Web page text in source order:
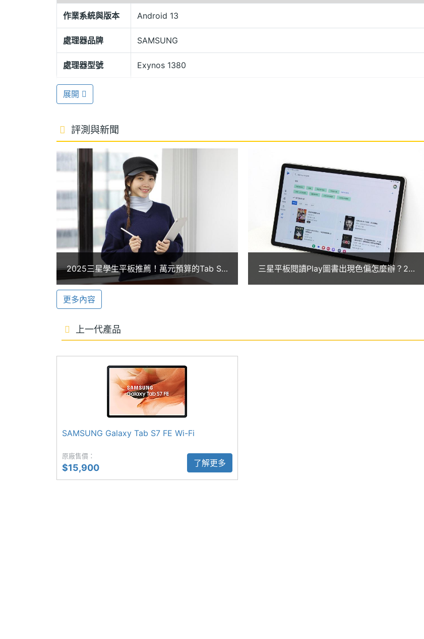
指紋辨識，以及支援臉部辨識，解鎖平板更方便快捷。
SAMSUNG Exynos 1380
SAMSUNG Galaxy Tab S9 FE+ Wi-Fi 128GB 運行 Android 13 作業系統、One UI Tab 操作
介面，搭載 SAMSUNG Exynos 1380 八核心處理器，為用戶帶來卓越的效能和處理能力，內
建 8GB RAM / 128GB ROM，並具備 microSD 卡最高 1TB 的擴充，支援 Wi-Fi 6、藍牙
前置 1,200 萬畫素鏡頭
SAMSUNG Galaxy Tab S9 FE+ Wi-Fi 128GB 後置 800 萬畫素鏡頭 + 800 萬畫素鏡頭，具
備自動對焦，輕鬆拍攝出令人震撼的風景照片，捕捉細節豐富、清晰銳利影像；而前置 1,200
萬畫素鏡頭，視訊會議或視訊通話等也擁有極佳的畫面品質。
全新 S Pen 手寫筆
SAMSUNG Galaxy Tab S9 FE+ Wi-Fi 128GB 內附 S Pen，除了獲得 IP68 防塵防水等級認
證，不僅提供類似紙上書寫的流暢體驗，用戶更能放心紀錄、盡情表達豐富靈感，開啟更多創
作可能性。也支援 S Pen Creator Edition，讓你的創作潛力完全釋放。
DeX 模式
連接至其他 Samsung Galaxy 裝置，在任何螢幕上輸入，可模擬如桌機般的使用體驗，創造
◎ Android 13 作業系統、One UI Tab 操作介面
◎ 12.4 吋 2,560 x 1,600pixels 解析度 WUXGA+ LCD 螢幕（90Hz 螢幕更新率）
作業系統與版本 Android 13
處理器品牌 SAMSUNG
處理器型號 Exynos 1380
處理器時脈
圖形處理器 Mali-G68 MP5
RAM記憶體 8 GB
ROM儲存空間 128 GB
記憶卡 microSD
最大擴充儲存空
間
1 TB
電池容量 10090 mAh
顯示螢幕
主螢幕尺寸
LCD
Yes
展開
評測與新聞
2025三星學生平板推薦！萬元預算的Tab S6
Lite、Tab S7 FE與Tab S9 FE超詳細購買建
議一次看懂
三星平板閱讀Play圖書出現色偏怎麼辦？2招
更多內容
上一代產品
SAMSUNG Galaxy Tab S7 FE Wi-Fi
原廠售價：
$15,900 了解更多